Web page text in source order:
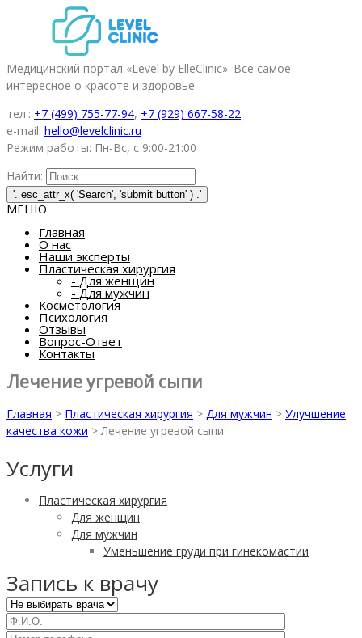
Медицинский портал «Level by ElleClinic». Все самое
интересное о красоте и здоровье
тел.: +7 (499) 755-77-94, +7 (929) 667-58-22
e-mail: hello@levelclinic.ru
Режим работы: Пн-Вс, с 9:00-21:00
Найти:
МЕНЮ
Главная
О нас
Наши эксперты
Пластическая хирургия
- Для женщин
- Для мужчин
Косметология
Психология
Отзывы
Вопрос-Ответ
Контакты
Лечение угревой сыпи
Главная > Пластическая хирургия > Для мужчин > Улучшение
качества кожи >Лечение угревой сыпи
Услуги
Пластическая хирургия
Для женщин
Для мужчин
Уменьшение груди при гинекомастии
Запись к врачу